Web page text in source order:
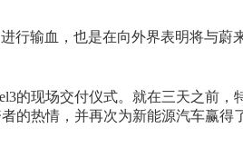
行输血，也是在向外界表明将与蔚
的现场交付仪式。就在三天之前，
的热情，并再次为新能源汽车赢得